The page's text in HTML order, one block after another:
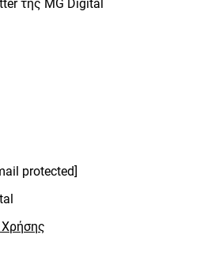
της MG Digital
protected]